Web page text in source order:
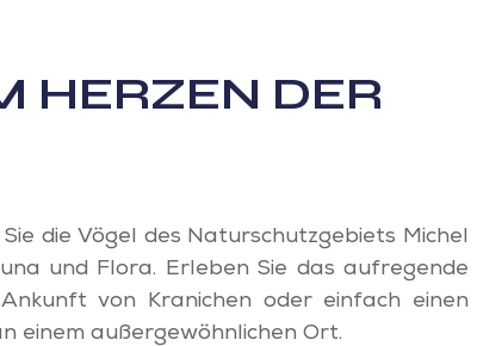
HERZEN DER
die Vögel des Naturschutzgebiets Michel
und Flora. Erleben Sie das aufregende
von Kranichen oder einfach einen
einem außergewöhnlichen Ort.